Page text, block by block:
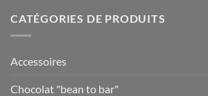
CATÉGORIES DE PRODUITS
Accessoires
Chocolat "bean to bar"